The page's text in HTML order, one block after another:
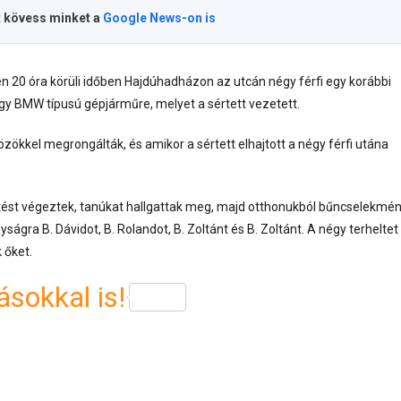
minket a Google News-on is
óra körüli időben Hajdúhadházon az utcán négy férfi egy korábbi
BMW típusú gépjárműre, melyet a sértett vezetett.
megrongálták, és amikor a sértett elhajtott a négy férfi utána
végeztek, tanúkat hallgattak meg, majd otthonukból
B. Dávidot, B. Rolandot, B. Zoltánt és B. Zoltánt. A négy terheltet
is!